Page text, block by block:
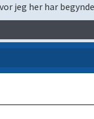
jeg her har
årene startet
på min